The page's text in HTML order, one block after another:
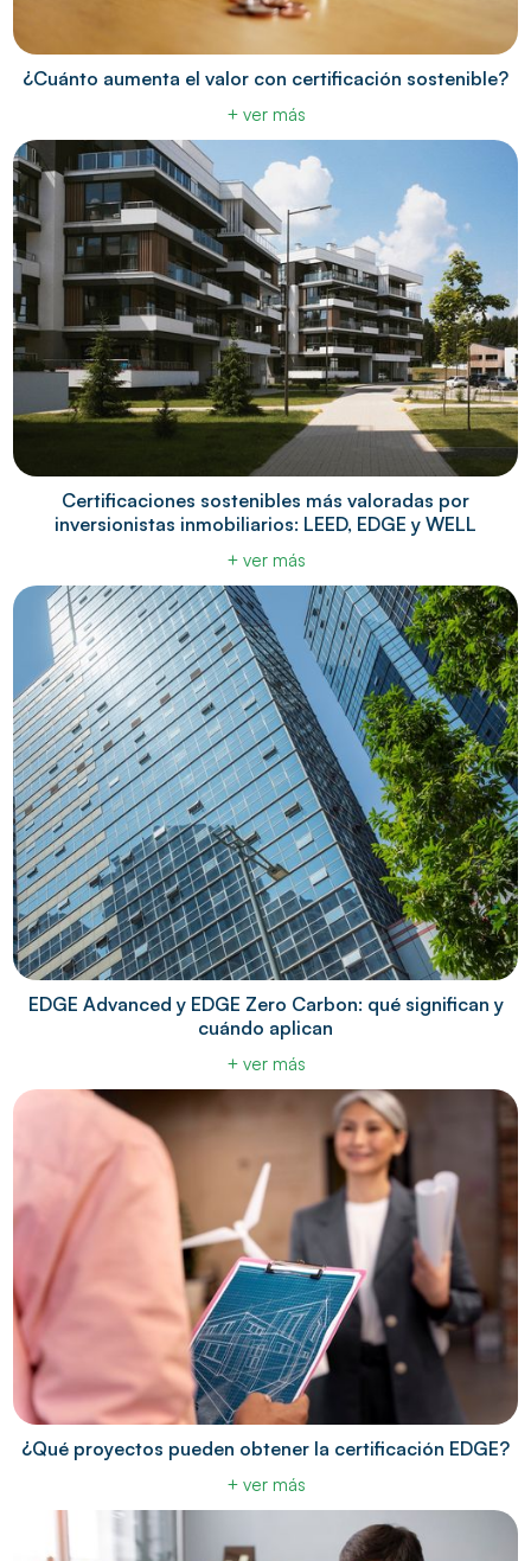
¿Cuánto aumenta el valor con certificación sostenible?
+ ver más
Certificaciones sostenibles más valoradas por
inversionistas inmobiliarios: LEED, EDGE y WELL
+ ver más
EDGE Advanced y EDGE Zero Carbon: qué significan y
cuándo aplican
+ ver más
¿Qué proyectos pueden obtener la certificación EDGE?
+ ver más